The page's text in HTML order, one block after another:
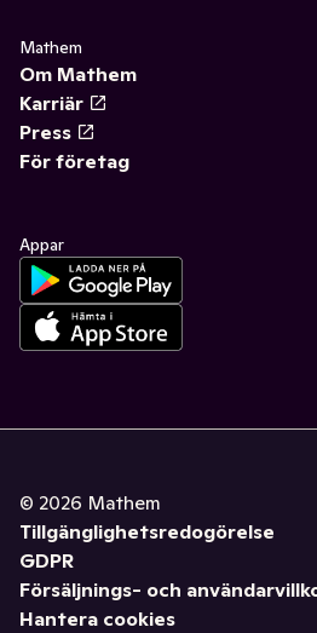
Mathem
Om Mathem
Karriär
Press
För företag
Appar
© 2026 Mathem
Tillgänglighetsredogörelse
GDPR
Försäljnings- och
Hantera cookies